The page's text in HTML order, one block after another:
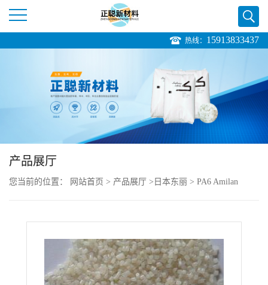
公
热线： 15913833437
产品展厅
您当前的位置： 网站首页 > 产品展厅 > 日本东丽 > PA6 Amilan